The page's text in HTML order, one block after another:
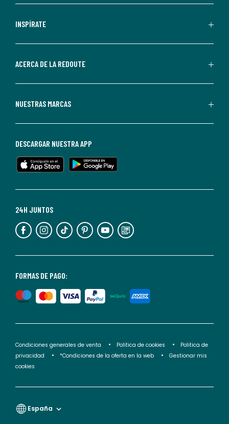
comerciales
personalizadas
parte
Redoute.
de
en
cualquier
Para
información,
puedes
nuestra
de
privacidad</2>.
INSPÍRATE
ACERCA DE LA REDOUTE
NUESTRAS MARCAS
FORMAS DE PAGO:
24H JUNTOS
DESCARGAR NUESTRA APP
Condiciones generales de venta Politica de cookies
Politica de
privacidad
*Condiciones de la oferta en la web
Gestionar mis
cookies
España